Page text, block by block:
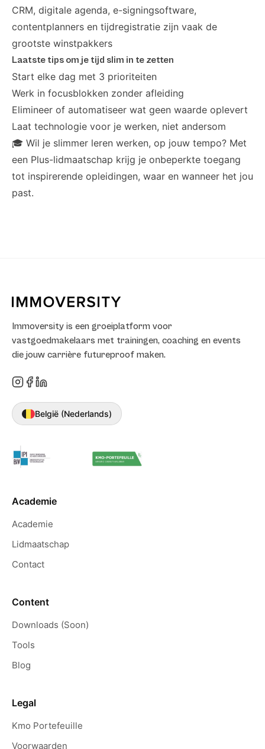
CRM, digitale agenda, e-signingsoftware,
contentplanners en tijdregistratie zijn vaak de
grootste winstpakkers
Laatste tips om je tijd slim in te zetten
Start elke dag met 3 prioriteiten
Werk in focusblokken zonder afleiding
Elimineer of automatiseer wat geen waarde oplevert
Laat technologie voor je werken, niet andersom
🎓 Wil je slimmer leren werken, op jouw tempo? Met
een Plus-lidmaatschap krijg je onbeperkte toegang
tot inspirerende opleidingen, waar en wanneer het jou
past.
Immoversity is een groeiplatform voor
vastgoedmakelaars met trainingen, coaching en events
die jouw carrière futureproof maken.
België (Nederlands)
Academie
Academie
Lidmaatschap
Contact
Content
Downloads (Soon)
Tools
Blog
Legal
Kmo Portefeuille
Voorwaarden